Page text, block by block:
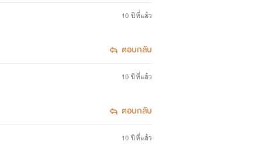
10 ปีที่แล้ว
ตอบกลับ
10 ปีที่แล้ว
ตอบกลับ
10 ปีที่แล้ว